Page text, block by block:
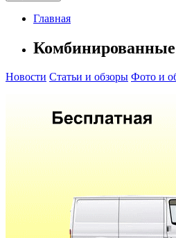
Главная
Новости Статьи и обзоры Фото и